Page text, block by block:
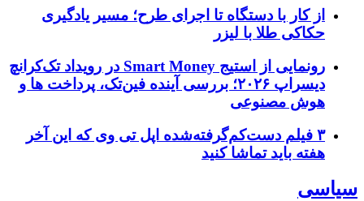
از کار با دستگاه تا اجرای طرح؛ مسیر یادگیری
حکاکی طلا با لیزر
رونمایی از استیج Smart Money در رویداد تک‌کرانچ
دیسراپ ۲۰۲۶؛ بررسی آینده فین‌تک، پرداخت‌ ها و
هوش مصنوعی
۳ فیلم دست‌کم‌گرفته‌شده اپل تی وی که این آخر
هفته باید تماشا کنید
سیاسی